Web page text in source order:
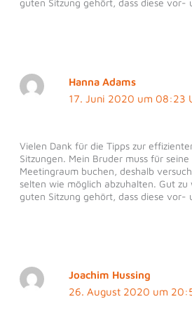
guten Sitzung gehört, dass diese vor-
Hanna Adams
17. Juni 2020 um 08:23
Vielen Dank für die Tipps zur
Sitzungen. Mein Bruder muss für
Meetingraum buchen, deshalb
selten wie möglich abzuhalten. Gut zu
guten Sitzung gehört, dass diese vor-
Joachim Hussing
26. August 2020 um